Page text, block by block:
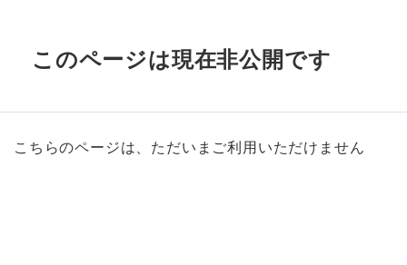
このページは現在非公開です
こちらのページは、ただいまご利用いただけません